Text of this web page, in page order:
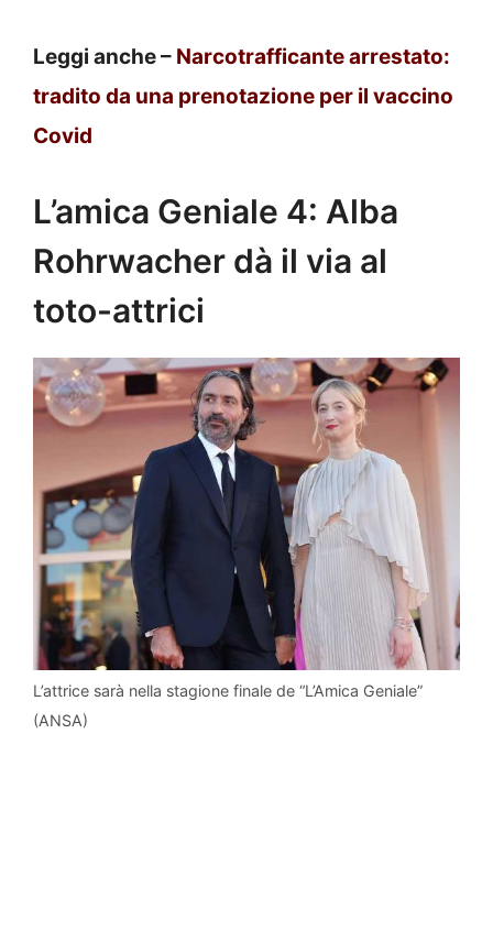
Leggi anche – Narcotrafficante arrestato:
tradito da una prenotazione per il vaccino
Covid
L’amica Geniale 4: Alba
Rohrwacher dà il via al
toto-attrici
L’attrice sarà nella stagione finale de “L’Amica Geniale”
(ANSA)